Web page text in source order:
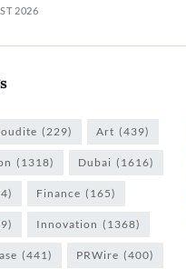
2026
(229) Art (439)
(1318) Dubai (1616)
Finance (165)
Innovation (1368)
(441) PRWire (400)